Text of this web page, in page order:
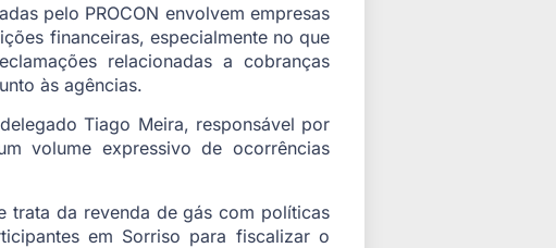
pelo PROCON envolvem empresas
financeiras, especialmente no que
relacionadas a cobranças
às agências.
Tiago Meira, responsável por
volume expressivo de ocorrências
trata da revenda de gás com políticas
em Sorriso para fiscalizar o